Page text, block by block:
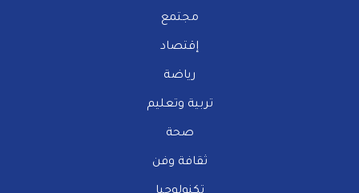
مجتمع
إقتصاد
رياضة
تربية وتعليم
صحة
ثقافة وفن